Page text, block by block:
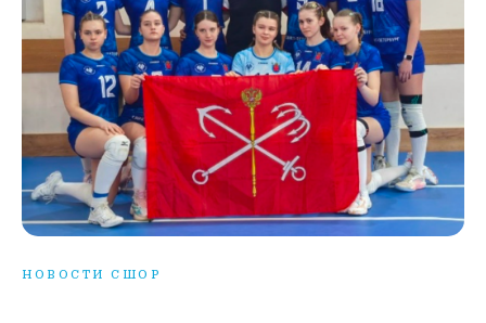
НОВОСТИ СШОР